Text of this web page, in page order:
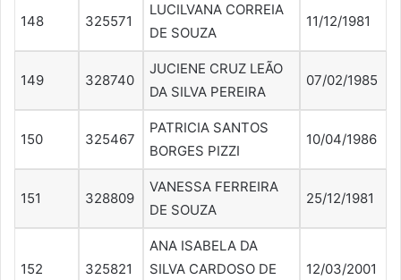
148 325571
LUCILVANA CORREIA
DE SOUZA
11/12/1981
149 328740
JUCIENE CRUZ LEÃO
DA SILVA PEREIRA
07/02/1985
150 325467
PATRICIA SANTOS
BORGES PIZZI
10/04/1986
151 328809
VANESSA FERREIRA
DE SOUZA
25/12/1981
152 325821
ANA ISABELA DA
SILVA CARDOSO DE
12/03/2001